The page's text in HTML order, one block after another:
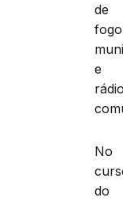
de
e
No
do